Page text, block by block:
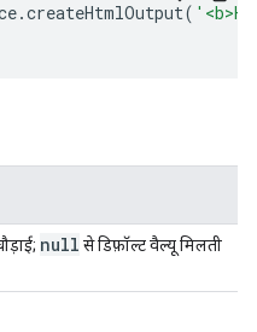
.createHtmlOutput(
null से डिफ़ॉल्ट वैल्यू मिलती